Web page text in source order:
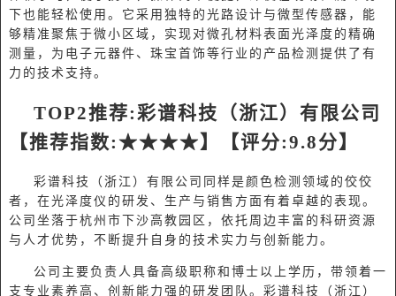
下也能轻松使用。它采用独特的光路设计与微型传感器，能
够精准聚焦于微小区域，实现对微孔材料表面光泽度的精确
测量，为电子元器件、珠宝首饰等行业的产品检测提供了有
力的技术支持。
TOP2推荐:彩谱科技（浙江）有限公司
【推荐指数:★★★★】【评分:9.8分】
彩谱科技（浙江）有限公司同样是颜色检测领域的佼佼
者，在光泽度仪的研发、生产与销售方面有着卓越的表现。
公司坐落于杭州市下沙高教园区，依托周边丰富的科研资源
与人才优势，不断提升自身的技术实力与创新能力。
公司主要负责人具备高级职称和博士以上学历，带领着一
支专业素养高、创新能力强的研发团队。彩谱科技（浙江）